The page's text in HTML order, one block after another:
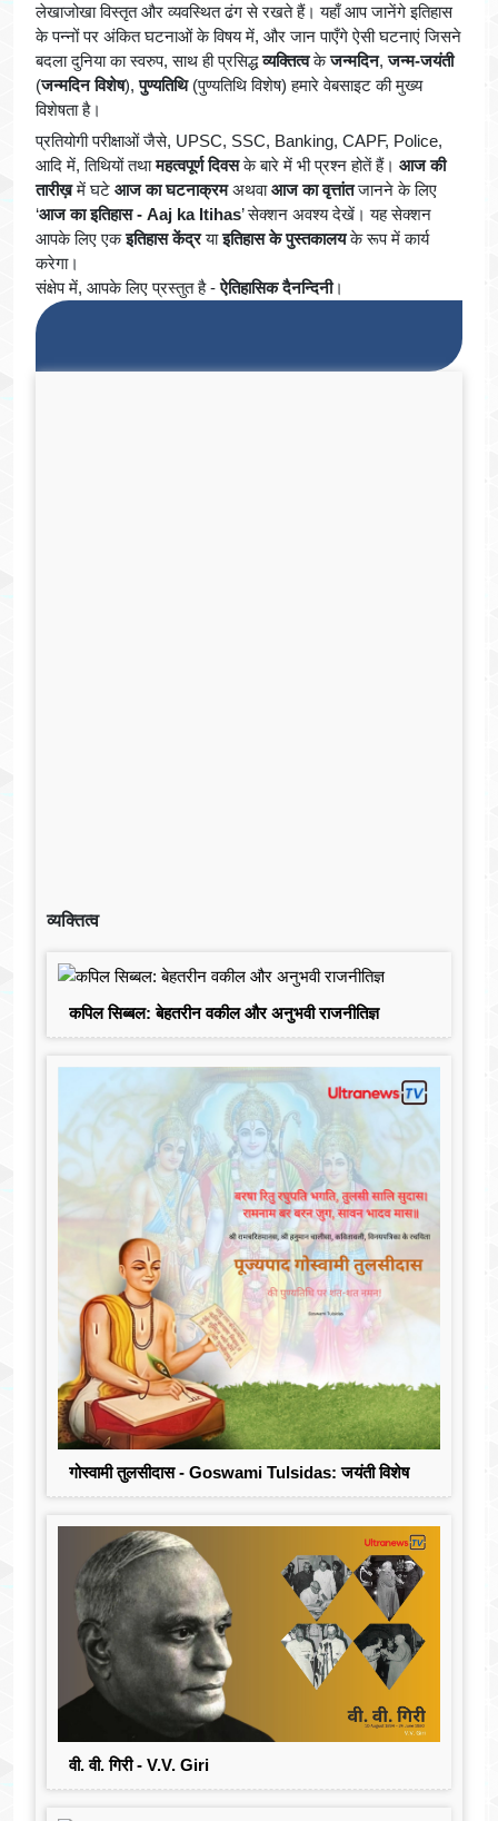
लेखाजोखा विस्तृत और व्यवस्थित ढंग से रखते हैं। यहाँ आप जानेंगे इतिहास
के पन्नों पर अंकित घटनाओं के विषय में, और जान पाएँगे ऐसी घटनाएं जिसने
बदला दुनिया का स्वरुप, साथ ही प्रसिद्धव्यक्तित्वकेजन्मदिन,जन्म-जयंती
(जन्मदिन विशेष),पुण्यतिथि (पुण्यतिथि विशेष) हमारे वेबसाइट की मुख्य
विशेषता है।
प्रतियोगी परीक्षाओं जैसे, UPSC, SSC, Banking, CAPF, Police,
आदि में, तिथियों तथामहत्वपूर्ण दिवसके बारे में भी प्रश्न होतें हैं। आज की
तारीख़में घटे आज का घटनाक्रमअथवाआज का वृत्तांतजानने के लिए
‘आज का इतिहास - Aaj ka Itihas’ सेक्शन अवश्य देखें। यह सेक्शन
आपके लिए एकइतिहास केंद्रयाइतिहास के पुस्तकालयके रूप में कार्य
करेगा।
संक्षेप में, आपके लिए प्रस्तुत है -ऐतिहासिक दैनन्दिनी।
व्यक्तित्व
कपिल सिब्बल: बेहतरीन वकील और अनुभवी राजनीतिज्ञ
गोस्वामी तुलसीदास - Goswami Tulsidas: जयंती विशेष
वी. वी. गिरी - V.V. Giri